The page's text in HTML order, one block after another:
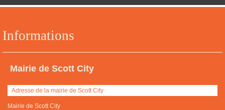
Informations
Mairie de Scott City
Adresse de la mairie de Scott City
Mairie de Scott City